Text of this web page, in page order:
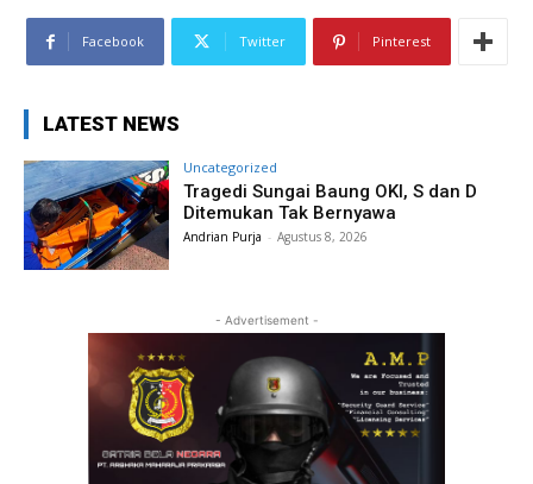
Facebook Twitter Pinterest
LATEST NEWS
Uncategorized
Tragedi Sungai Baung OKI, S dan D
Ditemukan Tak Bernyawa
Andrian Purja - Agustus 8, 2026
- Advertisement -